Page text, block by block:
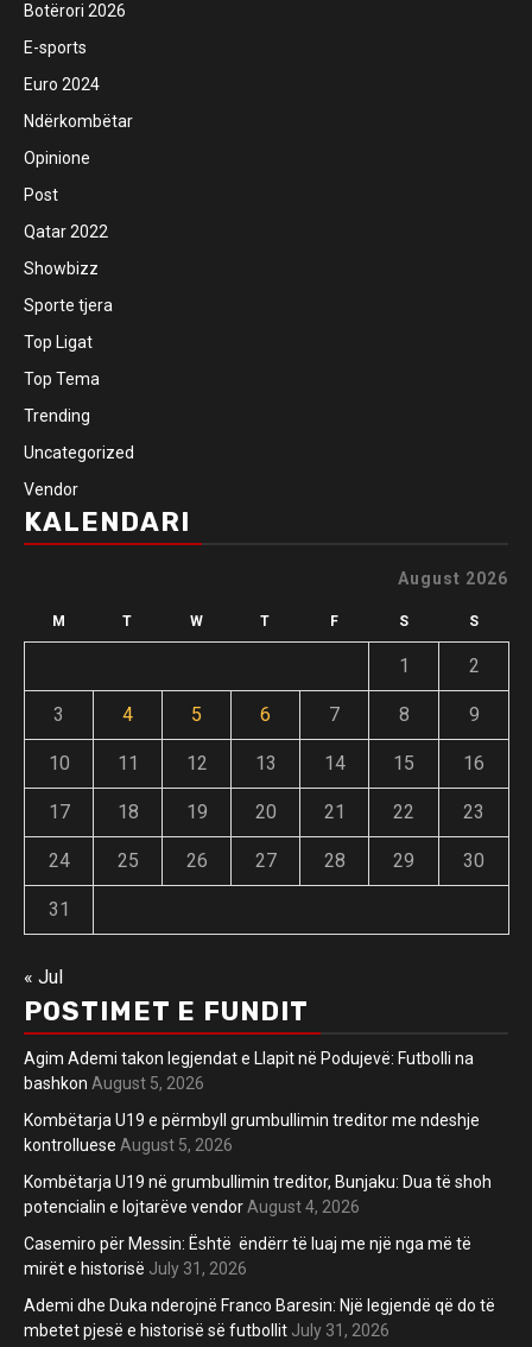
Botërori 2026
E-sports
Euro 2024
Ndërkombëtar
Opinione
Post
Qatar 2022
Showbizz
Sporte tjera
Top Ligat
Top Tema
Trending
Uncategorized
Vendor
KALENDARI
August 2026
M T W T F S S
1 2
3 4 5 6 7 8 9
10 11 12 13 14 15 16
17 18 19 20 21 22 23
24 25 26 27 28 29 30
31
« Jul
POSTIMET E FUNDIT
Agim Ademi takon legjendat e Llapit në Podujevë: Futbolli na
bashkon August 5, 2026
Kombëtarja U19 e përmbyll grumbullimin treditor me ndeshje
kontrolluese August 5, 2026
Kombëtarja U19 në grumbullimin treditor, Bunjaku: Dua të shoh
potencialin e lojtarëve vendorAugust 4, 2026
Casemiro për Messin: Është ëndërr të luaj me një nga më të
mirët e historisë July 31, 2026
Ademi dhe Duka nderojnë Franco Baresin: Një legjendë që do të
mbetet pjesë e historisë së futbollit July 31, 2026